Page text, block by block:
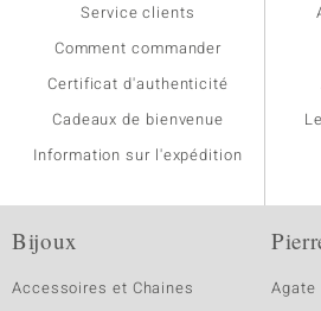
Service clients
Comment commander
Certificat d'authenticité
Cadeaux de bienvenue
Information sur l'expédition
Bijoux
Accessoires et Chaines
Agate